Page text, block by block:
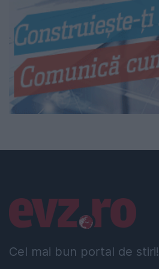
Cel mai bun portal de stiri!
Linkuri utile